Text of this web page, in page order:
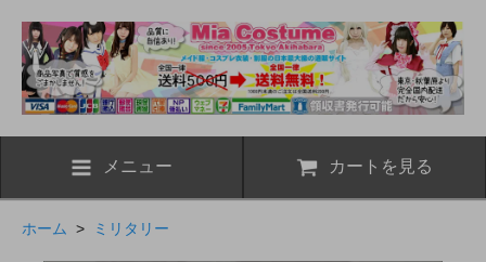
メニュー カートを見る
ホーム > ミリタリー